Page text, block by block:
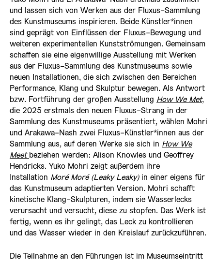
und lassen sich von Werken aus der Fluxus-Sammlung
des Kunstmuseums inspirieren. Beide Künstler*innen
sind geprägt von Einflüssen der Fluxus-Bewegung und
weiteren experimentellen Kunstströmungen. Gemeinsam
schaffen sie eine eigenwillige Ausstellung mit Werken
aus der Fluxus-Sammlung des Kunstmuseums sowie
neuen Installationen, die sich zwischen den Bereichen
Performance, Klang und Skulptur bewegen. Als Antwort
bzw. Fortführung der großen Ausstellung How We Met,
die 2025 erstmals den neuen Fluxus-Strang in der
Sammlung des Kunstmuseums präsentiert, wählen Mohri
und Arakawa-Nash zwei Fluxus-Künstler*innen aus der
Sammlung aus, auf deren Werke sie sich in How We
Meet beziehen werden: Alison Knowles und Geoffrey
Hendricks. Yuko Mohri zeigt außerdem ihre
Installation Moré Moré (Leaky Leaky) in einer eigens für
das Kunstmuseum adaptierten Version. Mohri schafft
kinetische Klang-Skulpturen, indem sie Wasserlecks
verursacht und versucht, diese zu stopfen. Das Werk ist
fertig, wenn es ihr gelingt, das Leck zu kontrollieren
und das Wasser wieder in den Kreislauf zurückzuführen.
Die Teilnahme an den Führungen ist im Museumseintritt